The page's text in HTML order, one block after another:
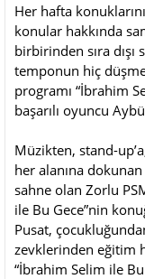
Her hafta
konular hakkında
birbirinden sıra dışı
temponun hiç
programı “İbrahim
başarılı oyuncu
Müzikten, stand-
her alanına
sahne olan Zorlu
ile Bu Gece”nin
Pusat,
zevklerinden eğitim
“İbrahim Selim ile